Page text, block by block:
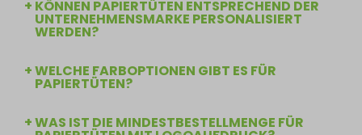
KÖNNEN PAPIERTÜTEN ENTSPRECHEND DER
UNTERNEHMENSMARKE PERSONALISIERT
WERDEN?
WELCHE FARBOPTIONEN GIBT ES FÜR
PAPIERTÜTEN?
WAS IST DIE MINDESTBESTELLMENGE FÜR